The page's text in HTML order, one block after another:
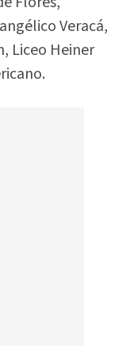
Veracá,
Liceo Heiner